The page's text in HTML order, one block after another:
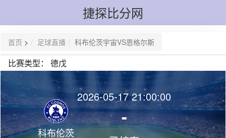
捷探比分网
首页 > 足球直播 科布伦茨宇宙VS恩格尔斯
比赛类型： 德戊
科布伦茨
2026-05-17 21:00:00
-